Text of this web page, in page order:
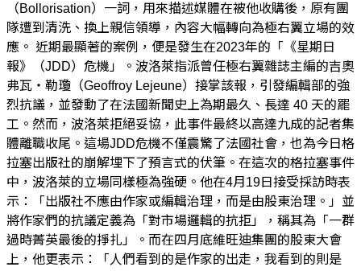
（Bollorisation）一詞，用來描述媒體在被他收購後，原有團
隊遭到清洗、換上親信領導，內容大幅轉向為極右翼立場的效
應。 近期最顯著的案例，便是發生在2023年的「《星期日
報》（JDD）危機」。波洛萊指派曾任極右翼雜誌主編的吉奧
弗瓦・勒瓊（Geoffroy Lejeune）接掌該報，引發編輯部的強
烈抗議，並發動了在法國新聞史上為期最久、長達 40 天的罷
工。然而，波洛萊拒絕妥協，此事件最終以高達九成的記者集
體離職收尾。這場JDD危機不僅震驚了法國社會，也為今日格
拉塞出版社的崩解埋下了預言式的伏筆。在這次的格拉塞事件
中，波洛萊的立場同樣極為強硬。他在4月19日接受採訪時表
示：「出版社不應由作家或編輯治理，而是由股東治理。」並
將作家們的抗議定義為「對市場邏輯的抗拒」，稱其為「一群
過時菁英最後的掙扎」。而在四月底維旺迪集團的股東大會
上，他更表示：「人們看到的是作家的出走，我看到的則是